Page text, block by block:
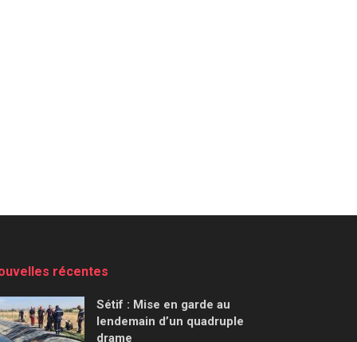
récentes
Sétif : Mise en garde au
lendemain d’un quadruple
drame